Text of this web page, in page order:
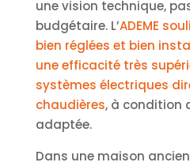
une vision technique,
budgétaire. L’ADEME
bien réglées et bien
une efficacité très
systèmes électriques
chaudières, à condition
adaptée.
Dans une maison